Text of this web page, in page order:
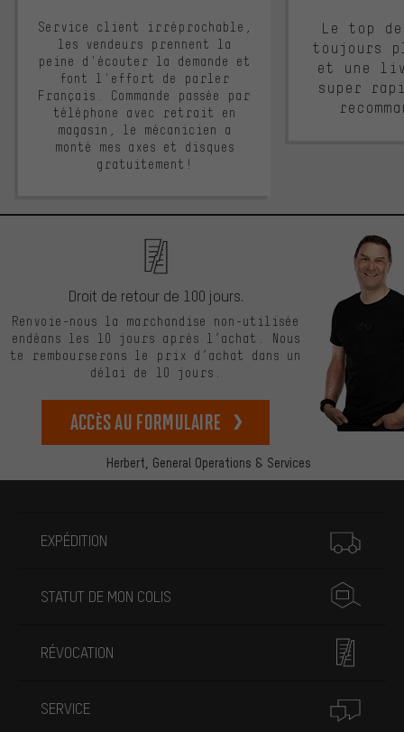
Service client irréprochable,
les vendeurs prennent la
peine d'écouter la demande et
font l'effort de parler
Français. Commande passée par
téléphone avec retrait en
magasin, le mécanicien a
monté mes axes et disques
gratuitement!
Le top
toujours
et une
super
Herbert, General Operations & Services
Droit de retour de 100 jours.
Renvoie-nous la marchandise non-utilisée
endéans les 10 jours après l’achat. Nous
te rembourserons le prix d’achat dans un
délai de 10 jours.
Accès au formulaire
EXPÉDITION
STATUT DE MON COLIS
RÉVOCATION
SERVICE